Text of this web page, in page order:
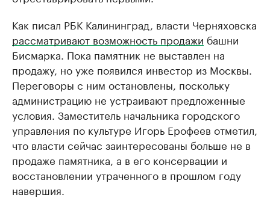
Как писал РБК Калининград, власти Черняховска
рассматривают возможность продажи башни
Бисмарка. Пока памятник не выставлен на
продажу, но уже появился инвестор из Москвы.
Переговоры с ним остановлены, поскольку
администрацию не устраивают предложенные
условия. Заместитель начальника городского
управления по культуре Игорь Ерофеев отметил,
что власти сейчас заинтересованы больше не в
продаже памятника, а в его консервации и
восстановлении утраченного в прошлом году
навершия.